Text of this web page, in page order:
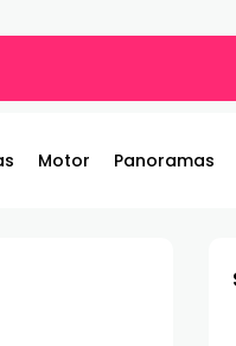
Motor Panoramas